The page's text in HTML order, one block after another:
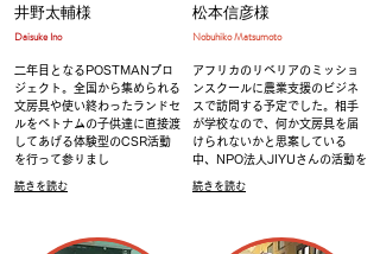
井野太輔様
​Daisuke Ino
松本信彦様
Nobuhiko Matsumoto​
二年目となるPOSTMANプロ
ジェクト。全国から集められる
文房具や使い終わったランドセ
ルをベトナムの子供達に直接渡
してあげる体験型のCSR活動
を行って参りまし
続きを読む
アフリカのリベリアのミッショ
ンスクールに農業支援のビジネ
スで訪問する予定でした。相手
が学校なので、何か文房具を届
けられないかと思案している
中、NPO法人JIYUさんの活動を
続きを読む